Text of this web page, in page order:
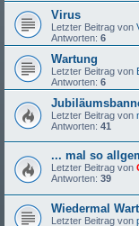
Virus
Letzter Beitrag von
Antworten: 6
Wartung
Letzter Beitrag von
Antworten: 6
Letzter Beitrag von
Antworten: 41
... mal so
Letzter Beitrag von
Antworten: 39
Wiedermal
Letzter Beitrag von